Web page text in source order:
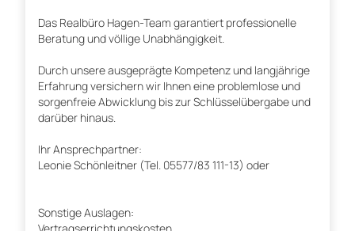
Das Realbüro Hagen-Team garantiert professionelle
Beratung und völlige Unabhängigkeit.
Durch unsere ausgeprägte Kompetenz und langjährige
Erfahrung versichern wir Ihnen eine problemlose und
sorgenfreie Abwicklung bis zur Schlüsselübergabe und
darüber hinaus.
Ihr Ansprechpartner:
Leonie Schönleitner (Tel. 05577/83 111-13) oder
Sonstige Auslagen: